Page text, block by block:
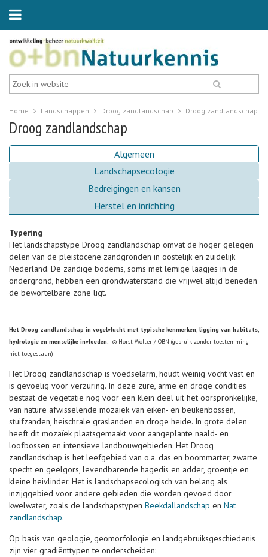
Home Landschappen Droog zandlandschap Droog zandlandschap
Droog zandlandschap
Algemeen
Landschapsecologie
Bedreigingen en kansen
Herstel en inrichting
Typering
Het landschapstype Droog zandlandschap omvat de hoger gelegen
delen van de pleistocene zandgronden in oostelijk en zuidelijk
Nederland. De zandige bodems, soms met lemige laagjes in de
ondergrond, hebben een grondwaterstand die vrijwel altijd beneden
de bewortelbare zone ligt.
Het Droog zandlandschap in vogelvlucht met typische kenmerken, ligging van habitats,
hydrologie en menselijke invloeden. © Horst Wolter / OBN (gebruik zonder toestemming
niet toegestaan)
Het Droog zandlandschap is voedselarm, houdt weinig vocht vast en
is gevoelig voor verzuring. In deze zure, arme en droge condities
bestaat de vegetatie nog voor een klein deel uit het oorspronkelijke,
van nature afwisselende mozaïek van eiken- en beukenbossen,
stuifzanden, heischrale graslanden en droge heide. In grote delen
heeft dit mozaïek plaatsgemaakt voor aangeplante naald- en
loofbossen en intensieve landbouwgebieden. Het Droog
zandlandschap is het leefgebied van o.a. das en boommarter, zwarte
specht en geelgors, levendbarende hagedis en adder, groentje en
kleine heivlinder. Het is landschapsecologisch van belang als
inzijggebied voor andere gebieden die worden gevoed door
kwelwater, zoals de landschapstypen Beekdallandschap en Nat
zandlandschap.
Op basis van geologie, geomorfologie en landgebruiksgeschiedenis
zijn vier gradiënttypen te onderscheiden: